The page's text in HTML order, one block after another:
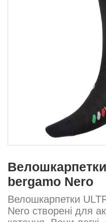
bergamo Nero
Велошкарпетки
Nero створені для